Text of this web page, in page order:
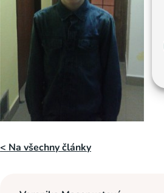
< Na všechny články